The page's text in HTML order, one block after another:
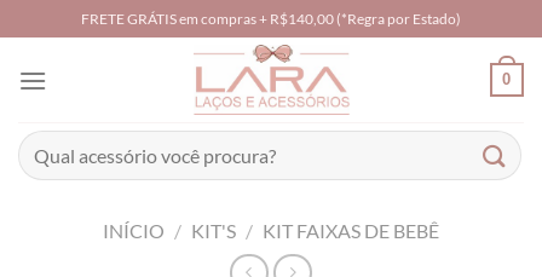
to
content
FRETE GRÁTIS em compras + R$140,00 (*Regra por Estado)
0
Pesquisar
por:
INÍCIO / KIT'S / KIT FAIXAS DE BEBÊ